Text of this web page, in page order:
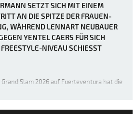
SETZT SICH MIT EINEM
AN DIE SPITZE DER FRAUEN-
WÄHREND LENNART NEUBAUER
YENTEL CAERS FÜR SICH
NIVEAU SCHIESST D
Slam 2026 auf Fuerteventura hat die
ist. Bereits gestern war das Niveau